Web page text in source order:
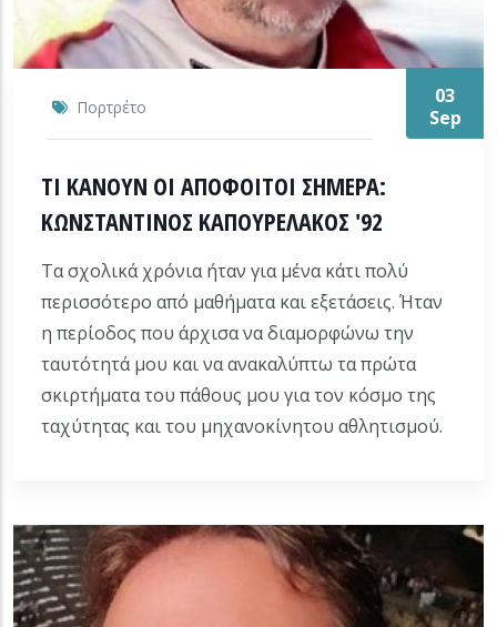
Πορτρέτο
03
Sep
ΤΙ ΚΑΝΟΥΝ ΟΙ ΑΠΟΦΟΙΤΟΙ ΣΗΜΕΡΑ:
ΚΩΝΣΤΑΝΤΙΝΟΣ ΚΑΠΟΥΡΕΛΑΚΟΣ '92
Τα σχολικά χρόνια ήταν για μένα κάτι πολύ
περισσότερο από μαθήματα και εξετάσεις. Ήταν
η περίοδος που άρχισα να διαμορφώνω την
ταυτότητά μου και να ανακαλύπτω τα πρώτα
σκιρτήματα του πάθους μου για τον κόσμο της
ταχύτητας και του μηχανοκίνητου αθλητισμού.